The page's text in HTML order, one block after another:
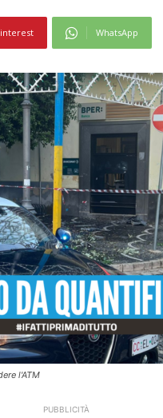
WhatsApp
l'ATM
PUBBLICITÀ